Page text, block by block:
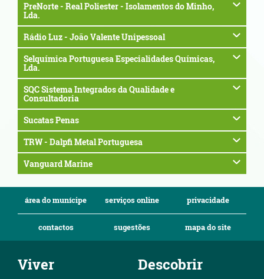
PreNorte - Real Poliester - Isolamentos do Minho,
Lda.
Rádio Luz - João Valente Unipessoal
Selquímica Portuguesa Especialidades Químicas,
Lda.
SQC Sistema Integrados da Qualidade e
Consultadoria
Sucatas Penas
TRW - Dalpfi Metal Portuguesa
Vanguard Marine
área do munícipe serviços online privacidade
contactos sugestões mapa do site
Viver Descobrir